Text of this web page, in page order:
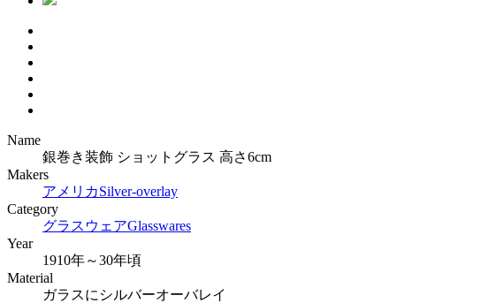
Name
銀巻き装飾 ショットグラス 高さ6cm
Makers
アメリカSilver-overlay
Category
グラスウェアGlasswares
Year
1910年～30年頃
Material
ガラスにシルバーオーバレイ